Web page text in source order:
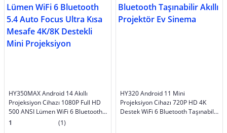
HY350MAX Android 14 Akıllı
Projeksiyon Cihazı 1080P Full HD
500 ANSI Lümen WiFi 6 Bluetooth
5.4 Auto Focus Ultra Kısa Mesafe
1 (1)
HY320 Android 11 Mini
Projeksiyon Cihazı 720P HD 4K
Destek WiFi 6 Bluetooth Taşınabilir